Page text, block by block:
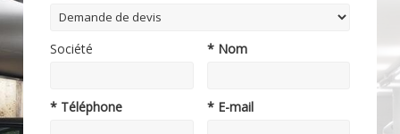
Société * Nom
* Téléphone * E-mail